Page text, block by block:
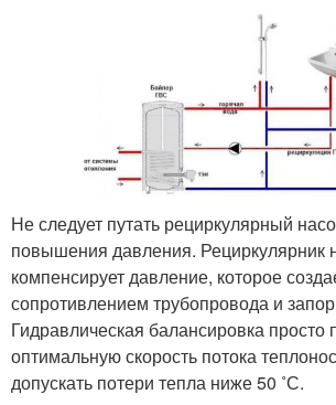
Не следует путать рециркулярный
повышения давления. Рециркулярник
компенсирует давление, которое
сопротивлением трубопровода и
Гидравлическая балансировка просто
оптимальную скорость потока
допускать потери тепла ниже 50 ˚С.